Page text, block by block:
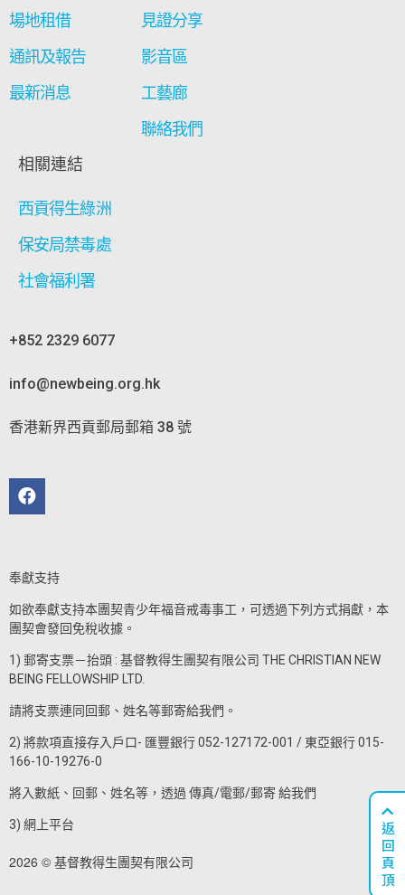
返
回
頁
頂
場地租借
通訊及報告
最新消息
見證分享
影音區
工藝廊
聯絡我們
相關連結
西貢得生綠洲
保安局禁毒處
社會福利署
+852 2329 6077
info@newbeing.org.hk
香港新界西貢郵局郵箱 38 號
奉獻支持
如欲奉獻支持本團契青少年福音戒毒事工，可透過下列方式捐獻，本
團契會發回免稅收據。
1) 郵寄支票－抬頭 : 基督教得生團契有限公司 THE CHRISTIAN NEW
BEING FELLOWSHIP LTD.
請將支票連同回郵、姓名等郵寄給我們。
2) 將款項直接存入戶口- 匯豐銀行 052-127172-001 / 東亞銀行 015-
166-10-19276-0
將入數紙、回郵、姓名等，透過 傳真/電郵/郵寄 給我們
3) 網上平台
2026 © 基督教得生團契有限公司